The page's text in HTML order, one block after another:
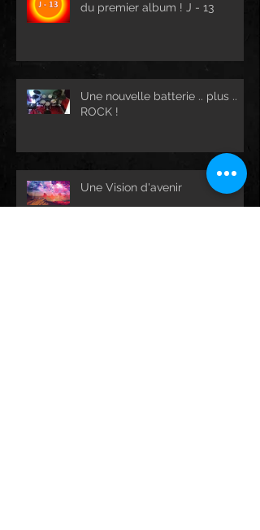
du premier album ! J - 13
Une nouvelle batterie .. plus ..
ROCK !
Une Vision d'avenir